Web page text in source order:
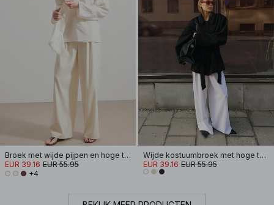
Broek met wijde pijpen en hoge taille
EUR 39.16 EUR 55.95
+4
Wijde kostuumbroek met hoge taille
EUR 39.16 EUR 55.95